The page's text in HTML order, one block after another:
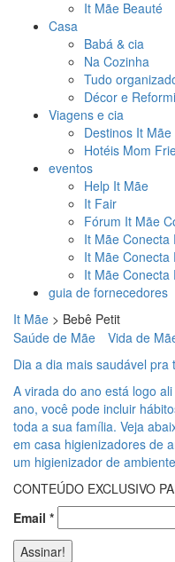
It Mãe Beauté
Casa
Babá & cia
Na Cozinha
Tudo
Décor e
Viagens e cia
Destinos It Mãe
Hotéis Mom
eventos
Help It Mãe
It Fair
Fórum It Mãe
It Mãe Conecta
It Mãe Conecta
It Mãe Conecta
guia de fornecedores
It Mãe > Bebê Petit
Saúde de Mãe
Vida de
Dia a dia mais saudável
A virada do ano está logo
ano, você pode incluir
toda a sua família. Veja
em casa higienizadores de
um higienizador de
CONTEÚDO EXCLUSIVO
Email *